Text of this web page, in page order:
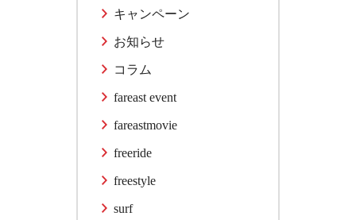
キャンペーン
お知らせ
コラム
fareast event
fareastmovie
freeride
freestyle
surf